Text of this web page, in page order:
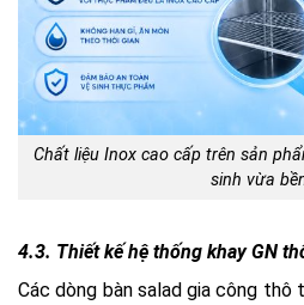
Chất liệu Inox cao cấp trên sản
sinh vừa
4.3. Thiết kế hệ thống khay GN
Các dòng bàn salad gia công thô